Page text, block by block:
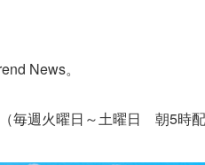
News。
毎週火曜日～土曜日 朝5時配